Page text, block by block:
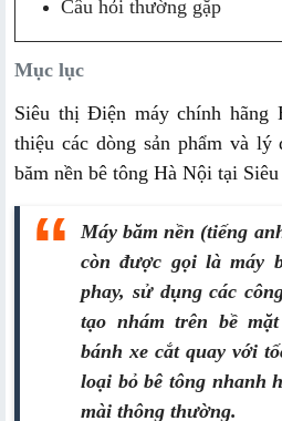
Mục lục
Câu hỏi thường gặp
Siêu thị Điện máy chính
thiệu các dòng sản phẩm và lý
băm nền bê tông Hà Nội tại
Máy băm nền (tiếng
còn được gọi là máy
phay, sử dụng các
tạo nhám trên bề
bánh xe cắt quay với
loại bỏ bê tông nhanh
mài thông thường.